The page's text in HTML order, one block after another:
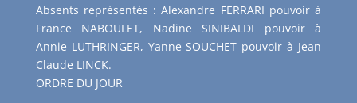
Absents représentés : Alexandre FERRARI pouvoir à
France NABOULET, Nadine SINIBALDI pouvoir à
Annie LUTHRINGER, Yanne SOUCHET pouvoir à Jean
Claude LINCK.
ORDRE DU JOUR